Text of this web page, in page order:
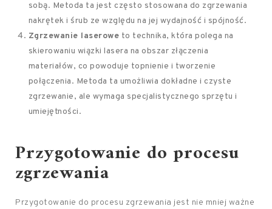
sobą. Metoda ta jest często stosowana do zgrzewania
nakrętek i śrub ze względu na jej wydajność i spójność.
Zgrzewanie laserowe to technika, która polega na
skierowaniu wiązki lasera na obszar złączenia
materiałów, co powoduje topnienie i tworzenie
połączenia. Metoda ta umożliwia dokładne i czyste
zgrzewanie, ale wymaga specjalistycznego sprzętu i
umiejętności.
Przygotowanie do procesu
zgrzewania
Przygotowanie do procesu zgrzewania jest nie mniej ważne